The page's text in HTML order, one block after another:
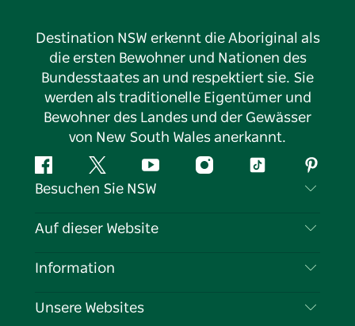
Destination NSW erkennt die Aboriginal als
die ersten Bewohner und Nationen des
Bundesstaates an und respektiert sie. Sie
werden als traditionelle Eigentümer und
Bewohner des Landes und der Gewässer
von New South Wales anerkannt.
FacebookTwitter YouTubeInstagramTikTok
Besuchen Sie NSW
Kontaktieren Sie uns
Cookie-Hinweis
Auf dieser Website
Reiseziele
Information
Reiseinformationen
Unsere Websites